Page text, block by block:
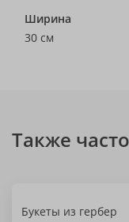
Ширина
30 см
Также
Букеты из гербер